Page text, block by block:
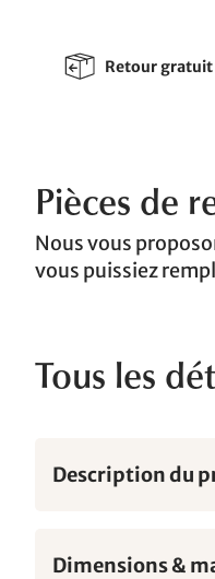
Retour
Pièces de
Nous vous
vous puissiez
Tous les
Description du
Dimensions &